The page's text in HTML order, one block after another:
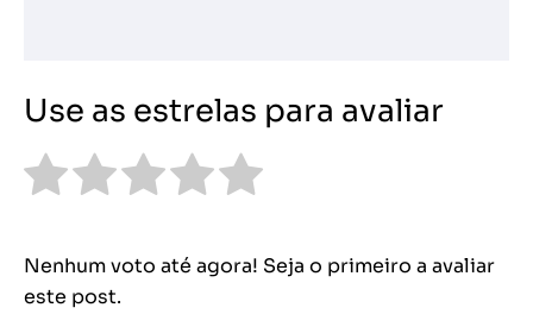
Use as estrelas para avaliar
Nenhum voto até agora! Seja o primeiro a avaliar
este post.